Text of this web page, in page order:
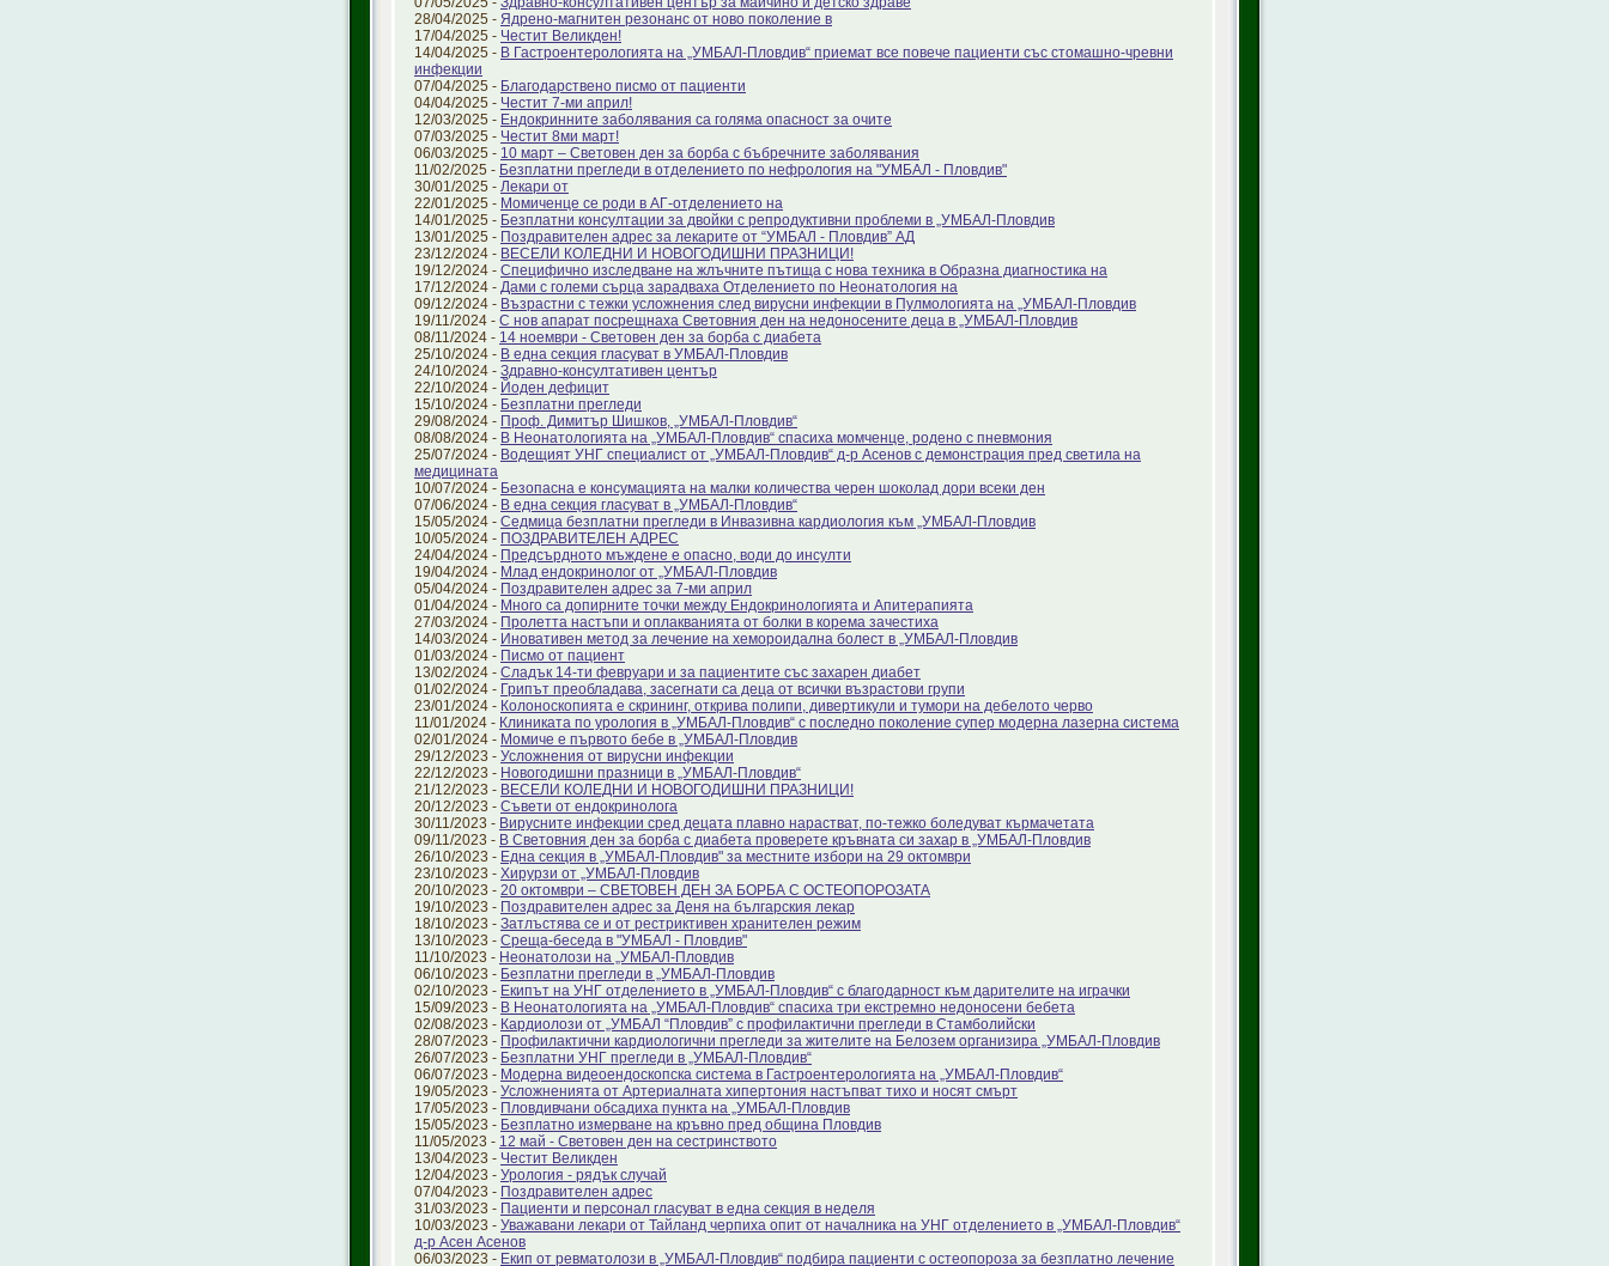
28/04/2025 - Ядрено-магнитен резонанс от ново поколение в
17/04/2025 - Честит Великден!
14/04/2025 - В Гастроентерологията на „УМБАЛ-Пловдив“ приемат все повече пациенти със стомашно-чревни
инфекции
07/04/2025 - Благодарствено писмо от пациенти
04/04/2025 - Честит 7-ми април!
12/03/2025 - Ендокринните заболявания са голяма опасност за очите
07/03/2025 - Честит 8ми март!
06/03/2025 - 10 март – Световен ден за борба с бъбречните заболявания
11/02/2025 - Безплатни прегледи в отделението по нефрология на "УМБАЛ - Пловдив"
30/01/2025 - Лекари от
22/01/2025 - Момиченце се роди в АГ-отделението на
14/01/2025 - Безплатни консултации за двойки с репродуктивни проблеми в „УМБАЛ-Пловдив
13/01/2025 - Поздравителен адрес за лекарите от “УМБАЛ - Пловдив” АД
23/12/2024 - ВЕСЕЛИ КОЛЕДНИ И НОВОГОДИШНИ ПРАЗНИЦИ!
19/12/2024 - Специфично изследване на жлъчните пътища с нова техника в Образна диагностика на
17/12/2024 - Дами с големи сърца зарадваха Отделението по Неонатология на
09/12/2024 - Възрастни с тежки усложнения след вирусни инфекции в Пулмологията на „УМБАЛ-Пловдив
19/11/2024 - С нов апарат посрещнаха Световния ден на недоносените деца в „УМБАЛ-Пловдив
08/11/2024 - 14 ноември - Световен ден за борба с диабета
25/10/2024 - В една секция гласуват в УМБАЛ-Пловдив
24/10/2024 - Здравно-консултативен център
22/10/2024 - Йоден дефицит
15/10/2024 - Безплатни прегледи
29/08/2024 - Проф. Димитър Шишков, „УМБАЛ-Пловдив“
08/08/2024 - В Неонатологията на „УМБАЛ-Пловдив“ спасиха момченце, родено с пневмония
25/07/2024 - Водещият УНГ специалист от „УМБАЛ-Пловдив“ д-р Асенов с демонстрация пред светила на
медицината
10/07/2024 - Безопасна е консумацията на малки количества черен шоколад дори всеки ден
07/06/2024 - В една секция гласуват в „УМБАЛ-Пловдив“
15/05/2024 - Седмица безплатни прегледи в Инвазивна кардиология към „УМБАЛ-Пловдив
10/05/2024 - ПОЗДРАВИТЕЛЕН АДРЕС
24/04/2024 - Предсърдното мъждене е опасно, води до инсулти
19/04/2024 - Млад ендокринолог от „УМБАЛ-Пловдив
05/04/2024 - Поздравителен адрес за 7-ми април
01/04/2024 - Много са допирните точки между Ендокринологията и Апитерапията
27/03/2024 - Пролетта настъпи и оплакванията от болки в корема зачестиха
14/03/2024 - Иновативен метод за лечение на хемороидална болест в „УМБАЛ-Пловдив
01/03/2024 - Писмо от пациент
13/02/2024 - Сладък 14-ти февруари и за пациентите със захарен диабет
01/02/2024 - Грипът преобладава, засегнати са деца от всички възрастови групи
23/01/2024 - Колоноскопията е скрининг, открива полипи, дивертикули и тумори на дебелото черво
11/01/2024 - Клиниката по урология в „УМБАЛ-Пловдив“ с последно поколение супер модерна лазерна система
02/01/2024 - Момиче е първото бебе в „УМБАЛ-Пловдив
29/12/2023 - Усложнения от вирусни инфекции
22/12/2023 - Новогодишни празници в „УМБАЛ-Пловдив“
21/12/2023 - ВЕСЕЛИ КОЛЕДНИ И НОВОГОДИШНИ ПРАЗНИЦИ!
20/12/2023 - Съвети от ендокринолога
30/11/2023 - Вирусните инфекции сред децата плавно нарастват, по-тежко боледуват кърмачетата
09/11/2023 - В Световния ден за борба с диабета проверете кръвната си захар в „УМБАЛ-Пловдив
26/10/2023 - Една секция в „УМБАЛ-Пловдив" за местните избори на 29 октомври
23/10/2023 - Хирурзи от „УМБАЛ-Пловдив
20/10/2023 - 20 октомври – СВЕТОВЕН ДЕН ЗА БОРБА С ОСТЕОПОРОЗАТА
19/10/2023 - Поздравителен адрес за Деня на българския лекар
18/10/2023 - Затлъстява се и от рестриктивен хранителен режим
13/10/2023 - Среща-беседа в "УМБАЛ - Пловдив"
11/10/2023 - Неонатолози на „УМБАЛ-Пловдив
06/10/2023 - Безплатни прегледи в „УМБАЛ-Пловдив
02/10/2023 - Екипът на УНГ отделението в „УМБАЛ-Пловдив“ с благодарност към дарителите на играчки
15/09/2023 - В Неонатологията на „УМБАЛ-Пловдив“ спасиха три екстремно недоносени бебета
02/08/2023 - Кардиолози от „УМБАЛ “Пловдив” с профилактични прегледи в Стамболийски
28/07/2023 - Профилактични кардиологични прегледи за жителите на Белозем организира „УМБАЛ-Пловдив
26/07/2023 - Безплатни УНГ прегледи в „УМБАЛ-Пловдив“
06/07/2023 - Модерна видеоендоскопска система в Гастроентерологията на „УМБАЛ-Пловдив“
19/05/2023 - Усложненията от Артериалната хипертония настъпват тихо и носят смърт
17/05/2023 - Пловдивчани обсадиха пункта на „УМБАЛ-Пловдив
15/05/2023 - Безплатно измерване на кръвно пред община Пловдив
11/05/2023 - 12 май - Световен ден на сестринството
13/04/2023 - Честит Великден
12/04/2023 - Урология - рядък случай
07/04/2023 - Поздравителен адрес
31/03/2023 - Пациенти и персонал гласуват в една секция в неделя
10/03/2023 - Уважавани лекари от Тайланд черпиха опит от началника на УНГ отделението в „УМБАЛ-Пловдив“
д-р Асен Асенов
06/03/2023 - Екип от ревматолози в „УМБАЛ-Пловдив“ подбира пациенти с остеопороза за безплатно лечение